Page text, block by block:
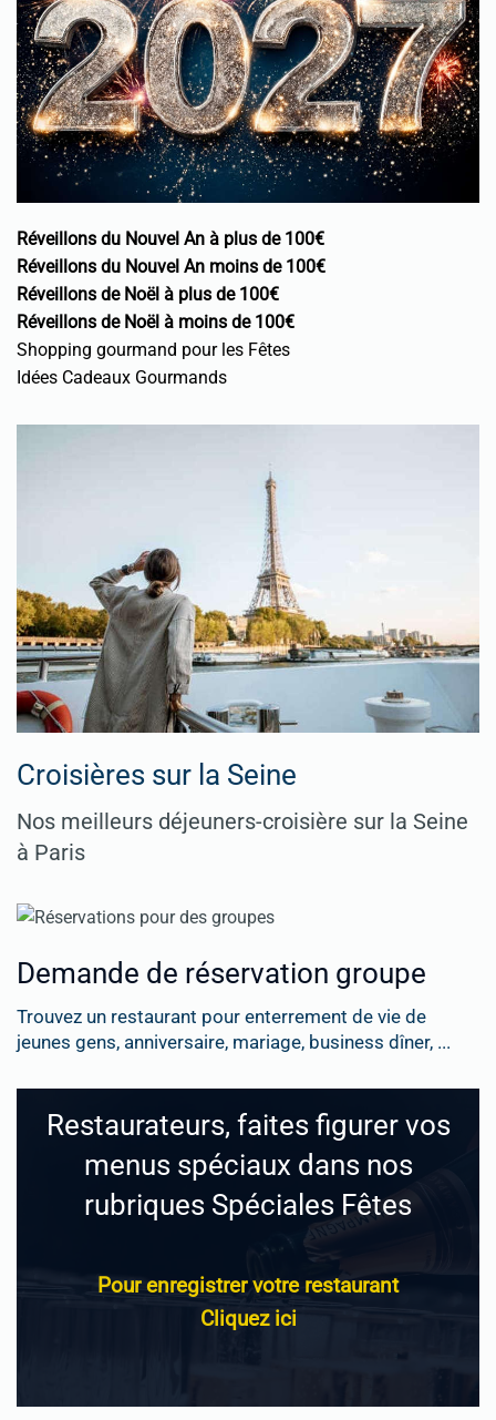
Réveillons du Nouvel An à plus de 100€
Réveillons du Nouvel An moins de 100€
Réveillons de Noël à plus de 100€
Réveillons de Noël à moins de 100€
Shopping gourmand pour les Fêtes
Idées Cadeaux Gourmands
Croisières sur la Seine
Nos meilleurs déjeuners-croisière sur la Seine
à Paris
Demande de réservation groupe
Trouvez un restaurant pour enterrement de vie de
jeunes gens, anniversaire, mariage, business dîner, ...
Restaurateurs, faites figurer vos
menus spéciaux dans nos
rubriques Spéciales Fêtes
Pour enregistrer votre restaurant
Cliquez ici